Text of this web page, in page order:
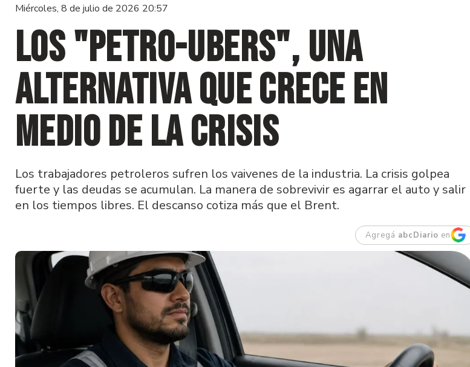
Miércoles, 8 de julio de 2026 20:57
Los "Petro-Ubers", una
alternativa que crece en
medio de la crisis
Los trabajadores petroleros sufren los vaivenes de la industria. La crisis golpea
fuerte y las deudas se acumulan. La manera de sobrevivir es agarrar el auto y salir
en los tiempos libres. El descanso cotiza más que el Brent.
Agregá abcDiario en